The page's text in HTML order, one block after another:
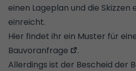
einen Lageplan und die Skizzen
einreicht.
Hier findet ihr ein Muster für
Bauvoranfrage
.
Allerdings ist der Bescheid der